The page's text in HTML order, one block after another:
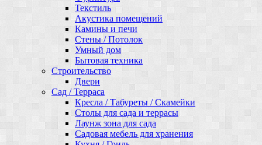
Текстиль
Акустика помещений
Камины и печи
Стены / Потолок
Умный дом
Бытовая техника
Строительство
Двери
Сад / Терраса
Кресла / Табуреты / Скамейки
Столы для сада и террасы
Лаунж зона для сада
Садовая мебель для хранения